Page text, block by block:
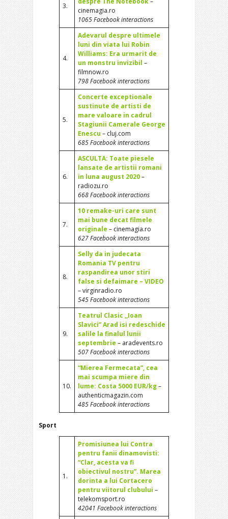
3.
cinemagia.ro
1065 Facebook interactions
4.
Adevarul despre ultimele
luni din viata lui Robin
Williams: Era urmarit de
un monstru invizibil –
filmnow.ro
798 Facebook interactions
5.
Concerte exceptionale
sustinute de artisti de
mare valoare in cadrul
Stagiunii Camerale George
Enescu – cluj.com
685 Facebook interactions
6.
ASCULTA: Toate piesele
lansate de artistii romani
in luna august 2020–
radiozu.ro
668 Facebook interactions
7.
10 remake-uri care sunt
mai bune decat filmele
originale – cinemagia.ro
627 Facebook interactions
8.
Selly da in judecata
Romania TV pentru
raspandirea unor stiri
false si defaimare – VIDEO
– virginradio.ro
545 Facebook interactions
9.
Teatrul Clasic ,,Ioan
Slavici” Arad isi redeschide
salile la finalul lunii
septembrie – aradevents.ro
507 Facebook interactions
10.
“Mierea Fermecata”, cea
mai scumpa miere din
lume: Costa 5000 EUR/kg–
authenticmagazin.com
485 Facebook interactions
Sport
1.
Promisiunea lui Contra
pentru fanii dinamovisti:
“Clar, acesta va fi
obiectivul nostru”. Marea
dorinta a lui Cortacero
pentru viitorul clubului –
telekomsport.ro
42041 Facebook interactions